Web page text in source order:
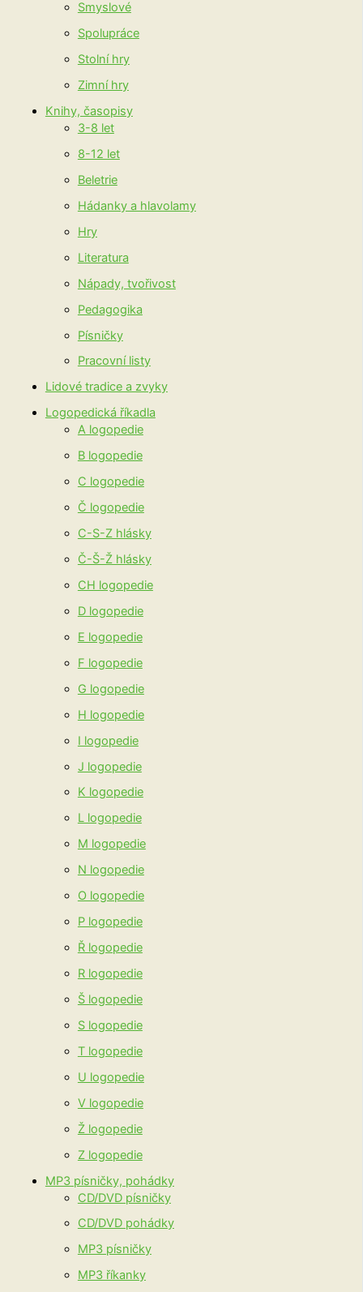
Smyslové
Spolupráce
Stolní hry
Zimní hry
Knihy, časopisy
3-8 let
8-12 let
Beletrie
Hádanky a hlavolamy
Hry
Literatura
Nápady, tvořivost
Pedagogika
Písničky
Pracovní listy
Lidové tradice a zvyky
Logopedická říkadla
A logopedie
B logopedie
C logopedie
Č logopedie
C-S-Z hlásky
Č-Š-Ž hlásky
CH logopedie
D logopedie
E logopedie
F logopedie
G logopedie
H logopedie
I logopedie
J logopedie
K logopedie
L logopedie
M logopedie
N logopedie
O logopedie
P logopedie
Ř logopedie
R logopedie
Š logopedie
S logopedie
T logopedie
U logopedie
V logopedie
Ž logopedie
Z logopedie
MP3 písničky, pohádky
CD/DVD písničky
CD/DVD pohádky
MP3 písničky
MP3 říkanky